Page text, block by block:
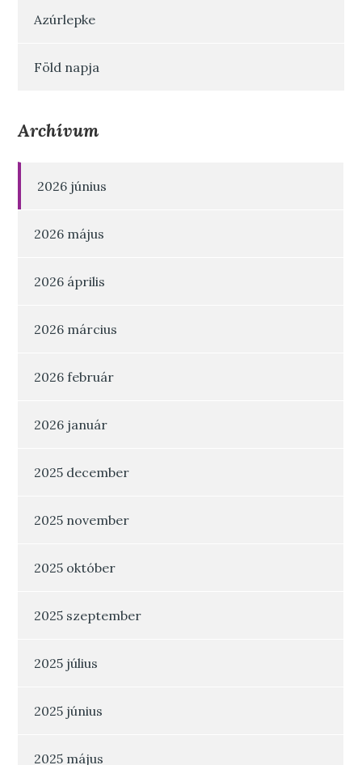
Azúrlepke
Föld napja
Archívum
2026 június
2026 május
2026 április
2026 március
2026 február
2026 január
2025 december
2025 november
2025 október
2025 szeptember
2025 július
2025 június
2025 május